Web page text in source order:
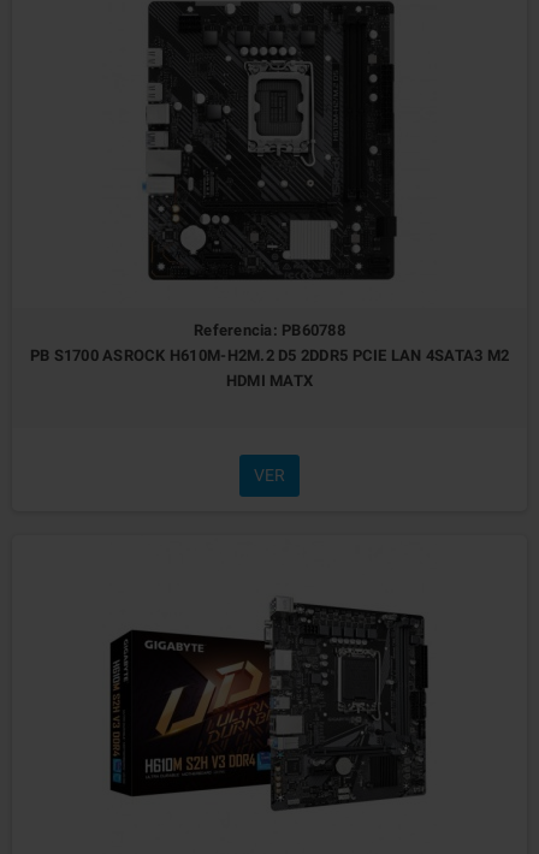
Referencia: PB60788
PB S1700 ASROCK H610M-H2M.2 D5 2DDR5 PCIE LAN 4SATA3 M2
HDMI MATX
VER